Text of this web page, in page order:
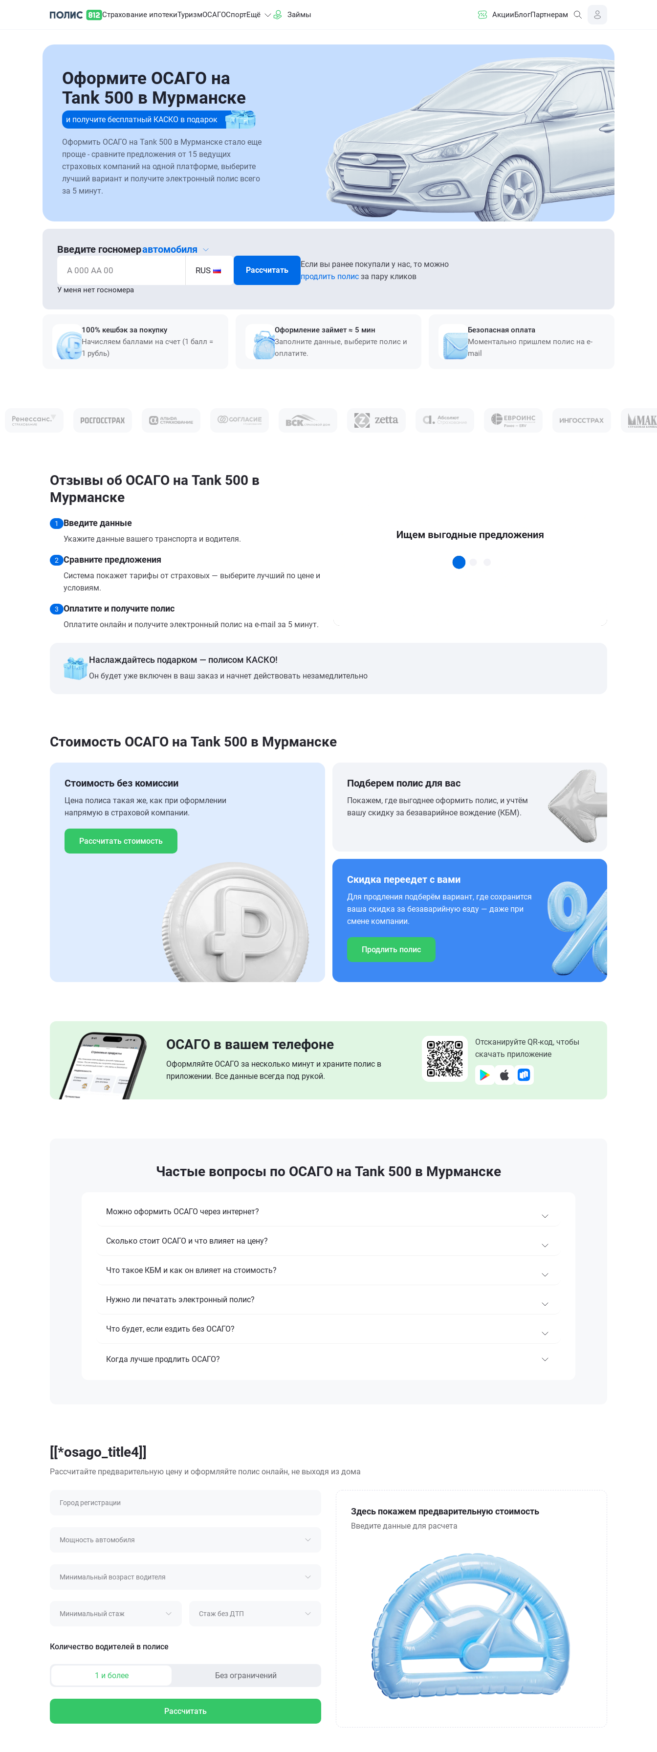
Страхование ипотекиТуризмОСАГОСпортЕщё Займы АкцииБлогПартнерам
Оформите ОСАГО на
Tank 500 в Мурманске
и получите бесплатный КАСКО в подарок
Оформить ОСАГО на Tank 500 в Мурманске стало еще
проще - сравните предложения от 15 ведущих
страховых компаний на одной платформе, выберите
лучший вариант и получите электронный полис всего
за 5 минут.
Введите госномеравтомобиля
А 000 АА 00 RUS Рассчитать
Если вы ранее покупали у нас, то можно
продлить полис за пару кликов
У меня нет госномера
100% кешбэк за покупку
Начисляем баллами на счет (1 балл =
1 рубль)
Оформление займет ≈ 5 мин
Заполните данные, выберите полис и
оплатите.
Безопасная оплата
Моментально пришлем полис на e-
mail
Отзывы об ОСАГО на Tank 500 в
Мурманске
1 Введите данные
Укажите данные вашего транспорта и водителя.
2 Сравните предложения
Система покажет тарифы от страховых — выберите лучший по цене и
условиям.
3 Оплатите и получите полис
Оплатите онлайн и получите электронный полис на e-mail за 5 минут.
Наслаждайтесь подарком — полисом КАСКО!
Он будет уже включен в ваш заказ и начнет действовать незамедлительно
Стоимость ОСАГО на Tank 500 в Мурманске
Стоимость без комиссии
Цена полиса такая же, как при оформлении
напрямую в страховой компании.
Рассчитать стоимость
Подберем полис для вас
Покажем, где выгоднее оформить полис, и учтём
вашу скидку за безаварийное вождение (КБМ).
Скидка переедет с вами
Для продления подберём вариант, где сохранится
ваша скидка за безаварийную езду — даже при
смене компании.
Продлить полис
ОСАГО в вашем телефоне
Оформляйте ОСАГО за несколько минут и храните полис в
приложении. Все данные всегда под рукой.
Отсканируйте QR-код, чтобы
скачать приложение
Частые вопросы по ОСАГО на Tank 500 в Мурманске
Можно оформить ОСАГО через интернет?
Сколько стоит ОСАГО и что влияет на цену?
Что такое КБМ и как он влияет на стоимость?
Нужно ли печатать электронный полис?
Что будет, если ездить без ОСАГО?
Когда лучше продлить ОСАГО?
[[*osago_title4]]
Рассчитайте предварительную цену и оформляйте полис онлайн, не выходя из дома
Город регистрации
Мощность автомобиля
Минимальный возраст водителя
Минимальный стаж Стаж без ДТП
Количество водителей в полисе
1 и более Без ограничений
Рассчитать
Здесь покажем предварительную стоимость
Введите данные для расчета